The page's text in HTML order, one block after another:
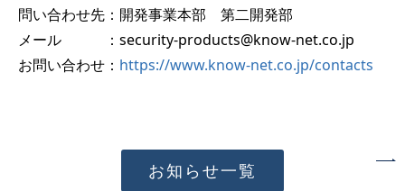
問い合わせ先：開発事業本部 第二開発部
メール ：security-products@know-net.co.jp
お問い合わせ： https://www.know-net.co.jp/contacts
お知らせ一覧